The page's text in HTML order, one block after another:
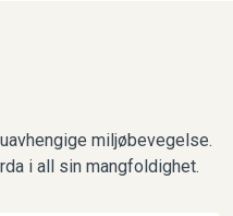
miljøbevegelse.
i all sin mangfoldighet.